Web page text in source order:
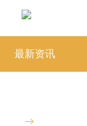
最新资讯